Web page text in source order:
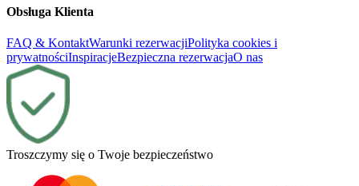
Obsługa Klienta
FAQ & KontaktWarunki rezerwacjiPolityka cookies i
prywatnościInspiracjeBezpieczna rezerwacjaO nas
Troszczymy się o Twoje bezpieczeństwo